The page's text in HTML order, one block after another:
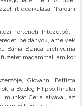
írt dedikálása: "Parolini
Történeti Intézetből -
példányok, amelyek
Bahia Blanca archívuma
magammal, amikor
Giovanni Battista
a Boldog Filippo Rinaldi
munkát Ceria atyával, az